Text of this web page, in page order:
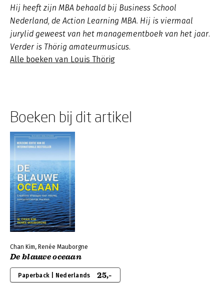
Hij heeft zijn MBA behaald bij Business School
Nederland, de Action Learning MBA. Hij is viermaal
jurylid geweest van het managementboek van het jaar.
Verder is Thörig amateurmusicus.
Alle boeken van Louis Thörig
Boeken bij dit artikel
Chan Kim, Renée Mauborgne
De blauwe oceaan
Paperback | Nederlands 25,-